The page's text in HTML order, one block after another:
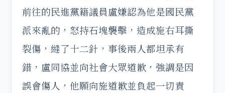
前往的民進黨籍議員盧嫌認為他是國民黨
派來亂的，怒持石塊襲擊，造成施右耳撕
裂傷，縫了十二針，事後兩人都坦承有
錯，盧同協並向社會大眾道歉，強調是因
誤會傷人，他願向施道歉並負起一切責